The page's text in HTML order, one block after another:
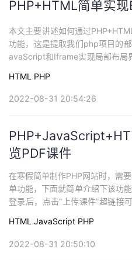
PHP+HTML简单实
本文主要讲述如何通过
功能，这是提取我们php项目的
avaScript和Iframe实现局部布局
HTML PHP
2022-08-31 20:54:26
览PDF课件
在寒假简单制作PHP网站时，需
单功能，下面就简单介绍下该功
登录后，点击“上传课件”超链接
同时插入数据库； 3.当点击相关
览功能。
HTML JavaScript PHP
2022-08-31 20:50:10